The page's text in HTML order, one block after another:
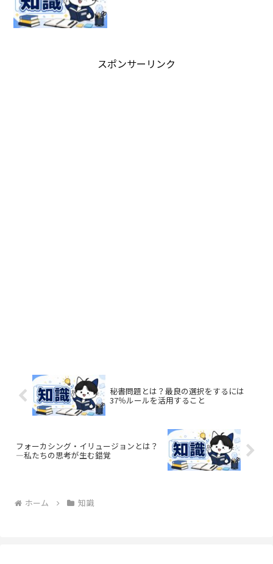
スポンサーリンク
秘書問題とは？最良の選択をするには
37％ルールを活用すること
フォーカシング・イリュージョンとは？
—私たちの思考が生む錯覚
ホーム 知識